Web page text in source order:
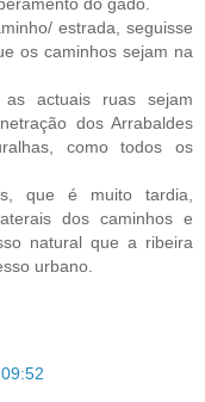
estrada, seguisse
os caminhos sejam na
actuais ruas sejam
dos Arrabaldes
como todos os
que é muito tardia,
dos caminhos e
natural que a ribeira
urbano.